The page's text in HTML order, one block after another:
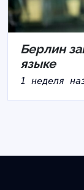
Берлин
языке
1 неделя